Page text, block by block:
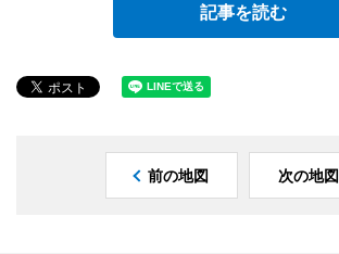
記事を読む
前の地図 次の地図